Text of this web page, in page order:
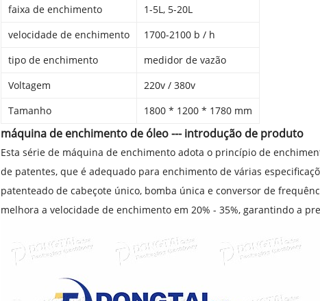
faixa de enchimento
1-5L, 5-20L
velocidade de enchimento
1700-2100 b / h
tipo de enchimento
medidor de vazão
Voltagem
220v / 380v
Tamanho
1800 * 1200 * 1780 mm
máquina de enchimento de óleo --- introdução de produto
Esta série de máquina de enchimento adota o princípio de
de patentes, que é adequado para enchimento de várias
patenteado de cabeçote único, bomba única e conversor de
melhora a velocidade de enchimento em 20% - 35%, garantindo a